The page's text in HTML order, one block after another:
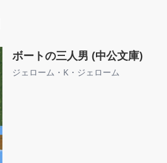
ボートの三人男 (中公文庫)
ジェローム・K・ジェローム